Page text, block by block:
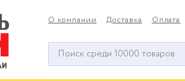
О компании Доставка Оплата
Окно
поиска